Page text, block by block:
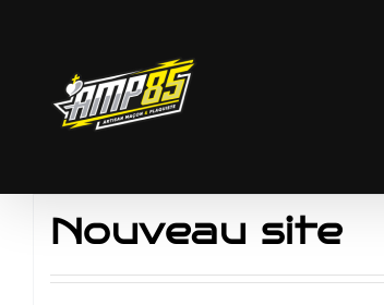
contenu
Nouveau site